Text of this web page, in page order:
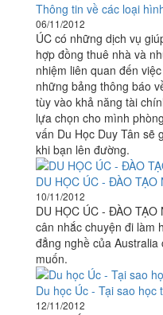
Thông tin về các loại
06/11/2012
ÚC có những dịch vụ
hợp đồng thuê nhà và
nhiệm liên quan đến
những bảng thông báo
tùy vào khả năng tài
lựa chọn cho mình
vấn Du Học Duy Tân sẽ
khi bạn lên đường.
DU HỌC ÚC - ĐÀO TẠO
10/11/2012
DU HỌC ÚC - ĐÀO TẠO
cân nhắc chuyện đi làm
đẳng nghề của
muốn.
Du học Úc - Tại sao học
12/11/2012